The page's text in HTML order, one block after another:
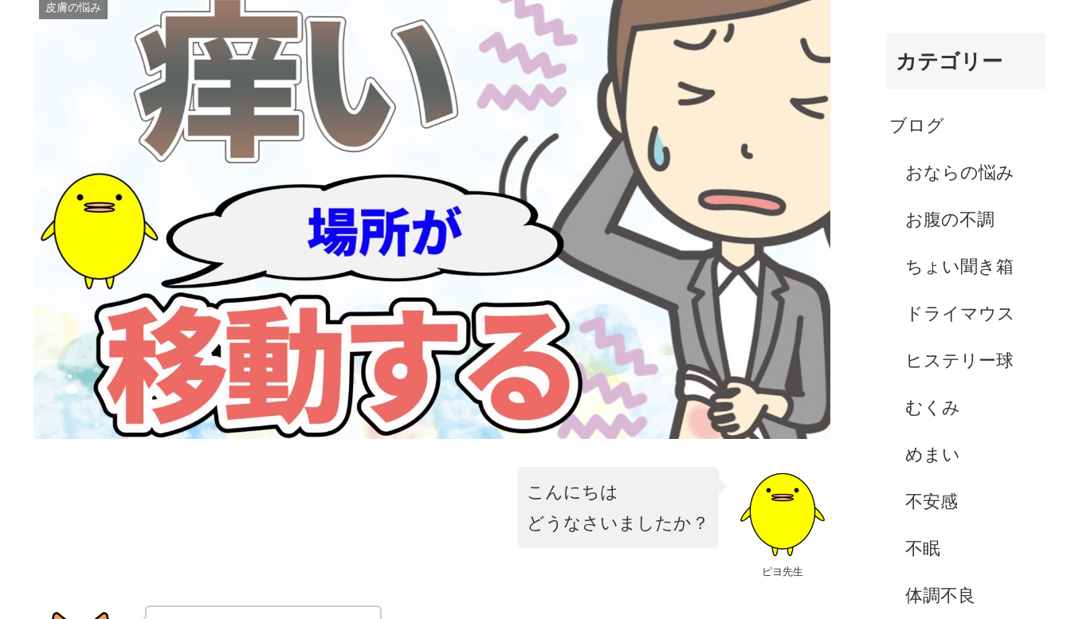
皮膚の悩み
ピヨ先生
こんにちは
どうなさいましたか？
カテゴリー
ブログ
おならの悩み
お腹の不調
ちょい聞き箱
ドライマウス
ヒステリー球
むくみ
めまい
不安感
不眠
体調不良